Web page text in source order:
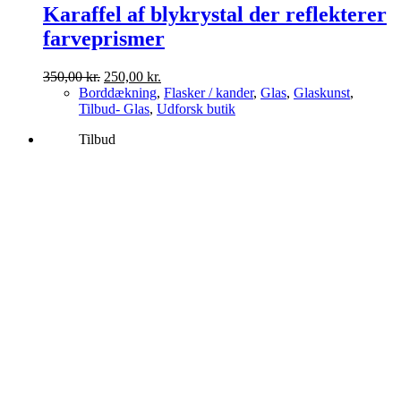
Karaffel af blykrystal der reflekterer
farveprismer
350,00kr. Den
oprindelige
pris
350,00 kr..
250,00 kr.
aktuelle
pris
Borddækning, Flasker / kander, Glas, Glaskunst,
Tilbud- Glas, Udforsk butik
Tilbud